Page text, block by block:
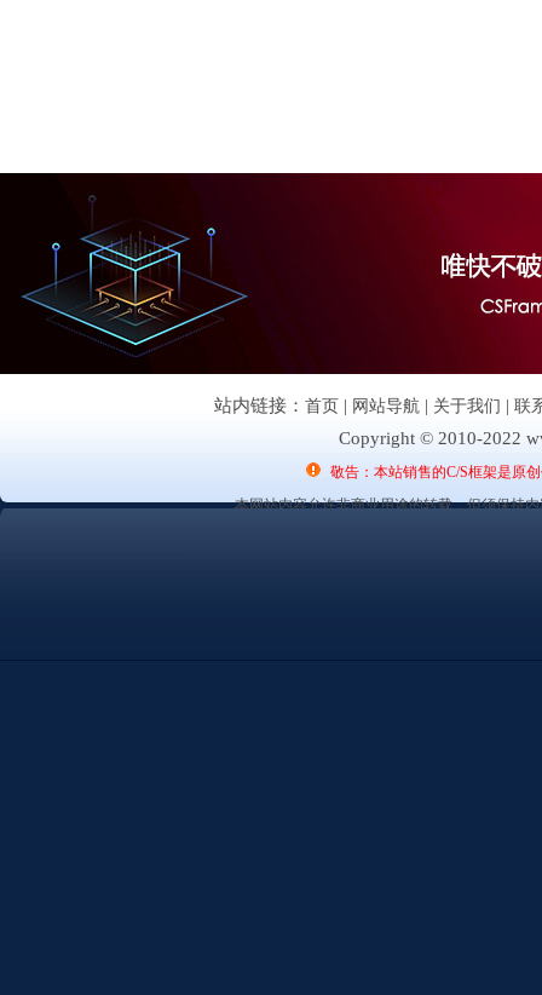
站内链接： 首页 | 网站导航 | 关于我们 | 联
Copyright © 2010-2022
敬告：本站销售的C/S框架是原
本网站内容允许非商业用途的转载，但须保持